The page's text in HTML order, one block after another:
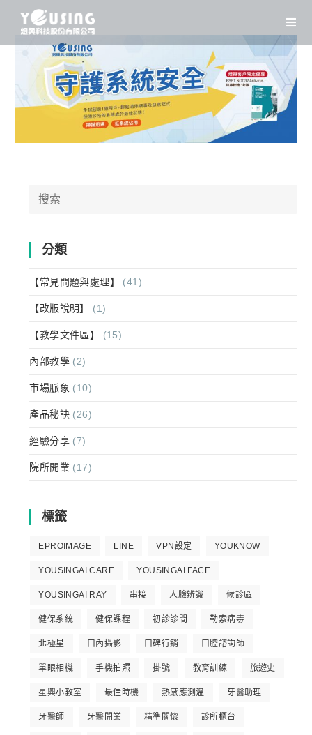
Search
分類
【常見問題與處理】 (41)
【改版說明】 (1)
【教學文件區】 (15)
內部教學 (2)
市場脈象 (10)
產品秘訣 (26)
經驗分享 (7)
院所開業 (17)
標籤
EPROIMAGE LINE VPN設定 YOUKNOW
YOUSINGAI CARE YOUSINGAI FACE
YOUSINGAI RAY 串接 人臉辨識 候診區
健保系統 健保課程 初診診間 勒索病毒
北極星 口內攝影 口碑行銷 口腔諮詢師
單眼相機 手機拍照 掛號 教育訓練 旅遊史
星興小教室 最佳時機 熱感應測溫 牙醫助理
牙醫師 牙醫開業 精準關懷 診所櫃台